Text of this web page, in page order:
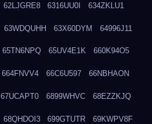
62LJGRE8 6316UU0I 634ZKLU1
63WDQUHH 63X60DYM 64996J11
65TN6NPQ 65UV4E1K 660K94O5
664FNVV4 66C6U597 66NBHAON
67UCAPT0 6899WHVC 68EZZKJQ
68QHDOI3 699GTUTR 69KWPV8F